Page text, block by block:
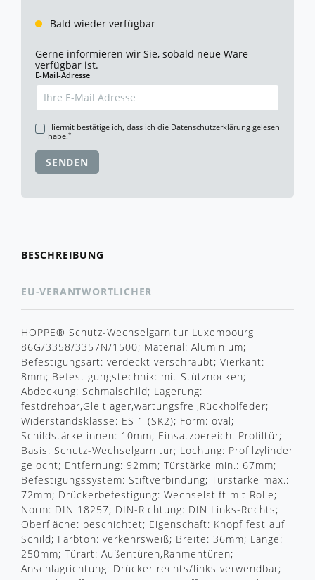
Bald wieder verfügbar
Gerne informieren wir Sie, sobald neue Ware
verfügbar ist.
E-Mail-Adresse
Hiermit bestätige ich, dass ich die Daten­schutz­erklärunggelesen
habe.*
SENDEN
BESCHREIBUNG
EU-VERANTWORTLICHER
HOPPE® Schutz-Wechselgarnitur Luxembourg
86G/3358/3357N/1500; Material: Aluminium;
Befestigungsart: verdeckt verschraubt; Vierkant:
8mm; Befestigungstechnik: mit Stütznocken;
Abdeckung: Schmalschild; Lagerung:
festdrehbar,Gleitlager,wartungsfrei,Rückholfeder;
Widerstandsklasse: ES 1 (SK2); Form: oval;
Schildstärke innen: 10mm; Einsatzbereich: Profiltür;
Basis: Schutz-Wechselgarnitur; Lochung: Profilzylinder
gelocht; Entfernung: 92mm; Türstärke min.: 67mm;
Befestigungssystem: Stiftverbindung; Türstärke max.:
72mm; Drückerbefestigung: Wechselstift mit Rolle;
Norm: DIN 18257; DIN-Richtung: DIN Links-Rechts;
Oberfläche: beschichtet; Eigenschaft: Knopf fest auf
Schild; Farbton: verkehrsweiß; Breite: 36mm; Länge:
250mm; Türart: Außentüren,Rahmentüren;
Anschlagrichtung: Drücker rechts/links verwendbar;